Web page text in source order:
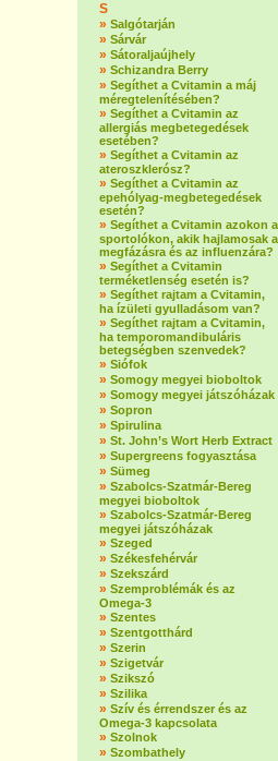
S
» Salgótarján
» Sárvár
» Sátoraljaújhely
» Schizandra Berry
» Segíthet a Cvitamin a máj
méregtelenítésében?
» Segíthet a Cvitamin az
allergiás megbetegedések
esetében?
» Segíthet a Cvitamin az
ateroszklerósz?
» Segíthet a Cvitamin az
epehólyag-megbetegedések
esetén?
» Segíthet a Cvitamin azokon a
sportolókon, akik hajlamosak a
megfázásra és az influenzára?
» Segíthet a Cvitamin
terméketlenség esetén is?
» Segíthet rajtam a Cvitamin,
ha ízületi gyulladásom van?
» Segíthet rajtam a Cvitamin,
ha temporomandibuláris
betegségben szenvedek?
» Siófok
» Somogy megyei bioboltok
» Somogy megyei játszóházak
» Sopron
» Spirulina
» St. John’s Wort Herb Extract
» Supergreens fogyasztása
» Sümeg
» Szabolcs-Szatmár-Bereg
megyei bioboltok
» Szabolcs-Szatmár-Bereg
megyei játszóházak
» Szeged
» Székesfehérvár
» Szekszárd
» Szemproblémák és az
Omega-3
» Szentes
» Szentgotthárd
» Szerin
» Szigetvár
» Szikszó
» Szilika
» Szív és érrendszer és az
Omega-3 kapcsolata
» Szolnok
» Szombathely